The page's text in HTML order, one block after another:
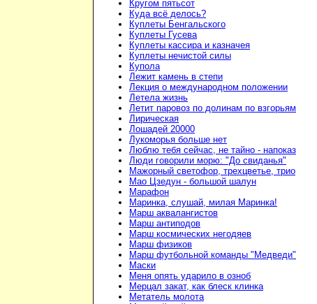
Кругом пятьсот
Куда всё делось?
Куплеты Бенгальского
Куплеты Гусева
Куплеты кассира и казначея
Куплеты нечистой силы
Купола
Лежит камень в степи
Лекция о международном положении
Летела жизнь
Летит паровоз по долинам по взгорьям
Лирическая
Лошадей 20000
Лукоморья больше нет
Люблю тебя сейчас, не тайно - напоказ
Люди говорили морю: "До свиданья"
Мажорный светофор, трехцветье, трио
Мао Цзедун - большой шалун
Марафон
Маринка, слушай, милая Маринка!
Марш аквалангистов
Марш антиподов
Марш космических негодяев
Марш физиков
Марш футбольной команды "Медведи"
Маски
Меня опять ударило в озноб
Мерцал закат, как блеск клинка
Метатель молота